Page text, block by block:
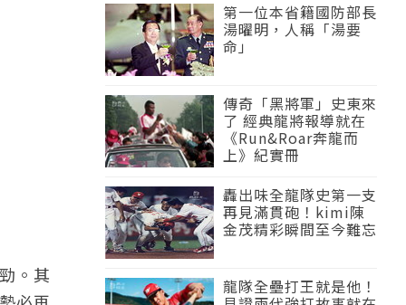
。其
第一位本省籍國防部長
湯曜明，人稱「湯要
命」
傳奇「黑將軍」史東來
了 經典龍將報導就在
《Run&Roar奔龍而
上》紀實冊
轟出味全龍隊史第一支
再見滿貫砲！kimi陳
金茂精彩瞬間至今難忘
龍隊全壘打王就是他！